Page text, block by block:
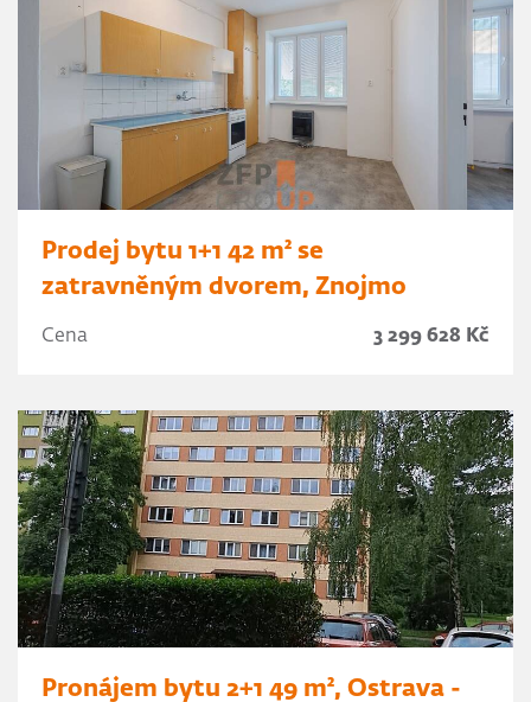
Prodej bytu 1+1 42 m² se
zatravněným dvorem, Znojmo
Cena 3 299 628 Kč
Pronájem bytu 2+1 49 m², Ostrava -